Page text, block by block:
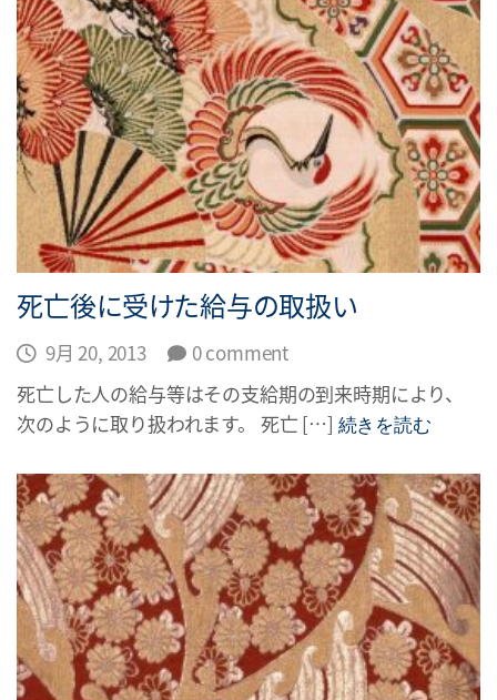
死亡後に受けた給与の取扱い
9月 20, 2013
0 comment
死亡した人の給与等はその支給期の到来時期により、
次のように取り扱われます。 死亡 […] 続きを読む